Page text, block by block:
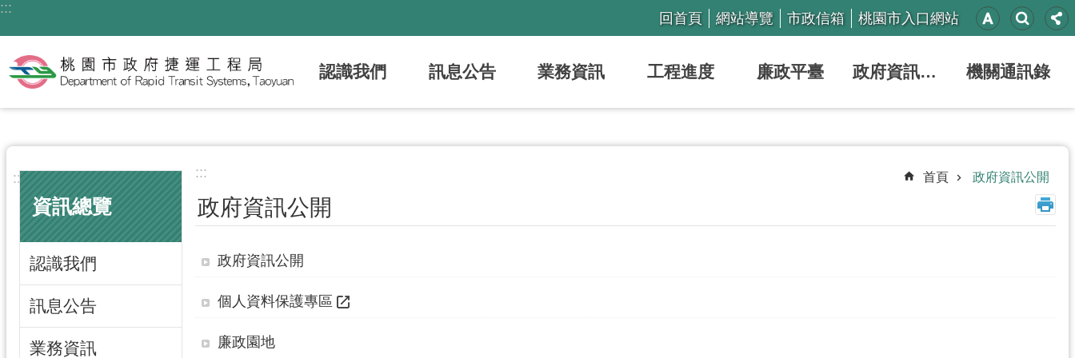
跳到主要內容區塊
:::
回首頁 網站導覽 市政信箱 桃園市入口網站
認識我們 訊息公告 業務資訊 工程進度 廉政平臺 政府資訊公開 機關通訊錄
:::
資訊總覽
認識我們
訊息公告
業務資訊
::: 首頁 政府資訊公開
政府資訊公開
政府資訊公開
個人資料保護專區
廉政園地